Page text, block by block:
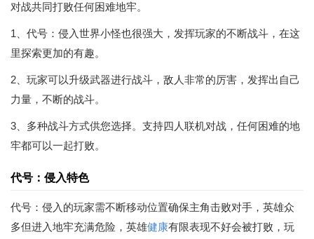
对战共同打败任何困难地牢。
1、代号：侵入世界小怪也很强大，发挥玩家的不断战斗，在这
里探索更加的有趣。
2、玩家可以升级武器进行战斗，敌人非常的厉害，发挥出自己
力量，不断的战斗。
3、多种战斗方式供您选择。支持四人联机对战，任何困难的地
牢都可以一起打败。
代号：侵入特色
代号：侵入的玩家需不断移动位置确保主角击败对手，英雄众
多但进入地牢充满危险，英雄健康有限表现不好会被打败，玩